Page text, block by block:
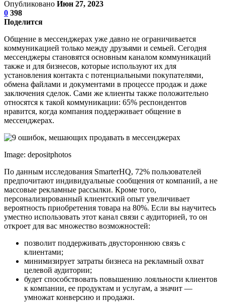
Опубликовано Июн 27, 2023
0 398
Поделится
Общение в мессенджерах уже давно не ограничивается
коммуникацией только между друзьями и семьей. Сегодня
мессенджеры становятся основным каналом коммуникаций
также и для бизнесов, которые используют их для
установления контакта с потенциальными покупателями,
обмена файлами и документами в процессе продаж и даже
заключения сделок. Сами же клиенты также положительно
относятся к такой коммуникации: 65% респондентов
нравится, когда компания поддерживает общение в
мессенджерах.
Image: depositphotos
По данным исследования SmarterHQ, 72% пользователей
предпочитают индивидуальные сообщения от компаний, а не
массовые рекламные рассылки. Кроме того,
персонализированный клиентский опыт увеличивает
вероятность приобретения товара на 80%. Если вы научитесь
уместно использовать этот канал связи с аудиторией, то он
откроет для вас множество возможностей:
позволит поддерживать двустороннюю связь с
клиентами;
минимизирует затраты бизнеса на рекламный охват
целевой аудитории;
будет способствовать повышению лояльности клиентов
к компании, ее продуктам и услугам, а значит —
умножат конверсию и продажи.